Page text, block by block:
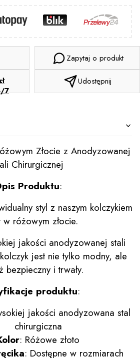
7
Zapytaj o produkt
Udostępnij
Złocie z Anodyzowanej
Chirurgicznej
Produktu:
styl z naszym kolczykiem
w różowym złocie.
jakości anodyzowanej stali
jest nie tylko modny, ale
bezpieczny i trwały.
produktu:
jakości anodyzowana stal
chirurgiczna
: Różowe złoto
: Dostępne w rozmiarach